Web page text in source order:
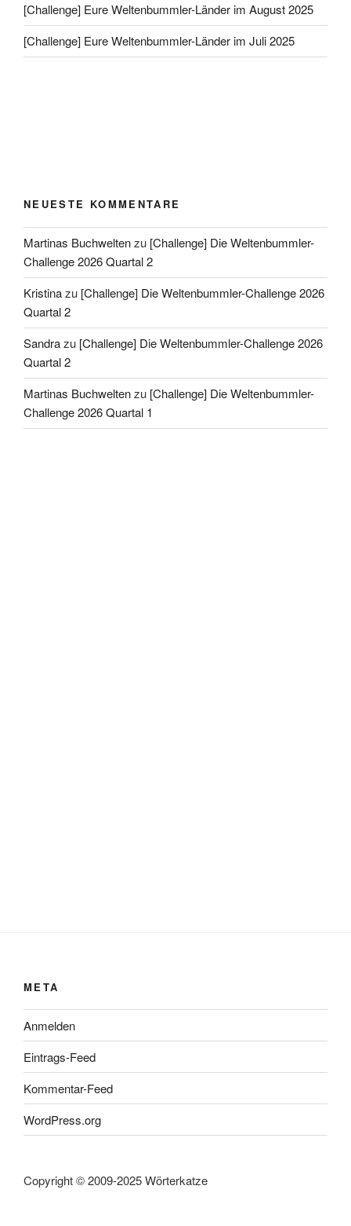
[Challenge] Eure Weltenbummler-Länder im August 2025
[Challenge] Eure Weltenbummler-Länder im Juli 2025
NEUESTE KOMMENTARE
Martinas Buchweltenzu [Challenge] Die Weltenbummler-
Challenge 2026 Quartal 2
Kristinazu [Challenge] Die Weltenbummler-Challenge 2026
Quartal 2
Sandrazu [Challenge] Die Weltenbummler-Challenge 2026
Quartal 2
Martinas Buchweltenzu [Challenge] Die Weltenbummler-
Challenge 2026 Quartal 1
META
Anmelden
Eintrags-Feed
Kommentar-Feed
WordPress.org
Copyright © 2009-2025 Wörterkatze